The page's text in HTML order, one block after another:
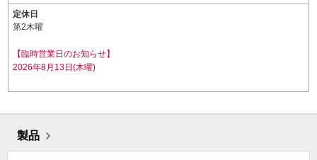
定休日
第2木曜
【臨時営業日のお知らせ】
2026年8月13日(木曜)
製品